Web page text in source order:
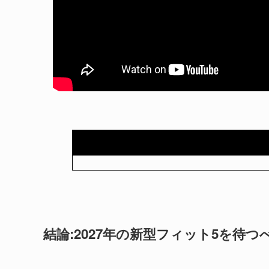
結論:2027年の新型フィット5を待つ